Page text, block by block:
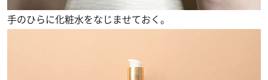
手のひらに化粧水をなじませておく。